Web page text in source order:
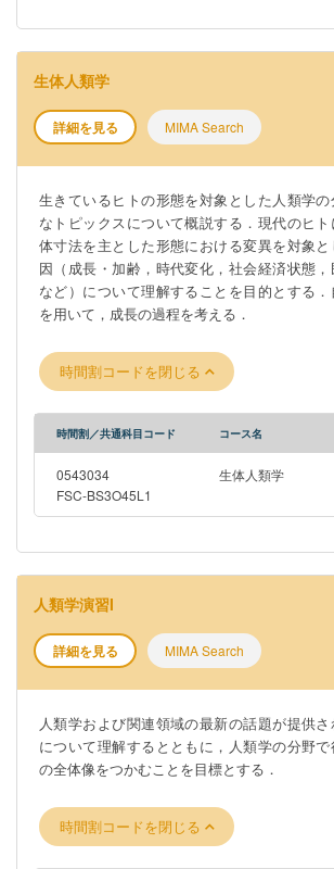
生体人類学
詳細を見る MIMA Search
生きているヒトの形態を対象とした人類学
なトピックスについて概説する．現代のヒ
体寸法を主とした形態における変異を対象
因（成長・加齢，時代変化，社会経済状態
など）について理解することを目的とする
を用いて，成長の過程を考える．
時間割コードを閉じる
時間割／共通科目コード コース名
0543034
FSC-BS3O45L1
生体人類学
人類学演習I
詳細を見る MIMA Search
人類学および関連領域の最新の話題が提供
について理解するとともに，人類学の分野
の全体像をつかむことを目標とする．
時間割コードを閉じる